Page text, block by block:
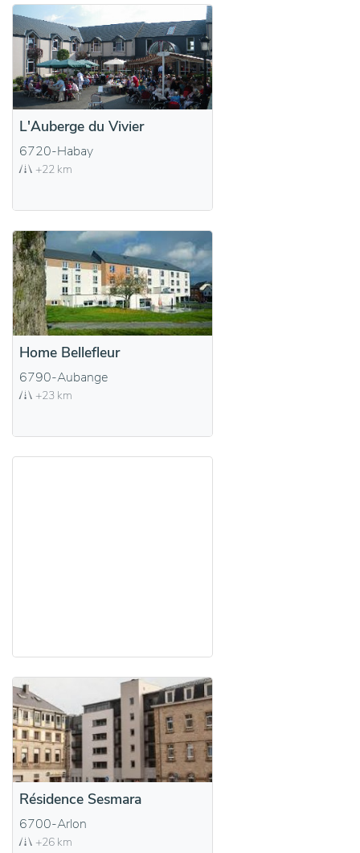
L'Auberge du Vivier
6720-Habay
+22 km
Home Bellefleur
6790-Aubange
+23 km
Résidence Sesmara
6700-Arlon
+26 km